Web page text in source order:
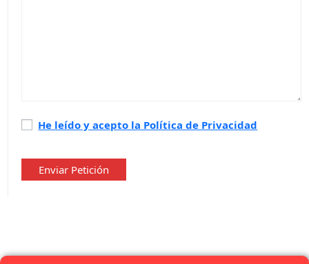
Política
privacidad*
He leído y acepto la Política de Privacidad
Enviar Petición